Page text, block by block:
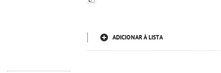
ADICIONAR À LISTA